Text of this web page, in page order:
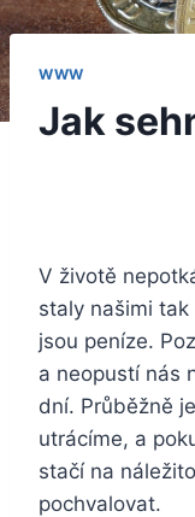
WWW
Jak
V životě
staly našimi
jsou peníze.
a neopustí nás
dní. Průběžně
utrácíme, a
stačí na
pochvalovat.